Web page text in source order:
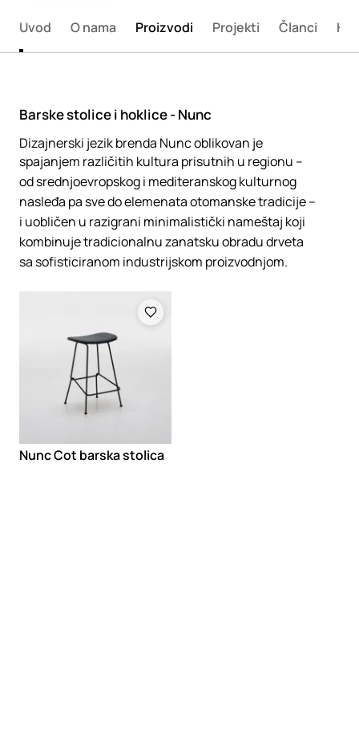
Uvod O nama Proizvodi Projekti Članci
Barske stolice i hoklice - Nunc
Dizajnerski jezik brenda Nunc oblikovan je
spajanjem različitih kultura prisutnih u regionu –
od srednjoevropskog i mediteranskog kulturnog
nasleđa pa sve do elemenata otomanske tradicije –
i uobličen u razigrani minimalistički nameštaj koji
kombinuje tradicionalnu zanatsku obradu drveta
sa sofisticiranom industrijskom proizvodnjom.
Nunc Cot barska stolica